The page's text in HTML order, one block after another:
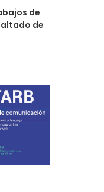
de
de